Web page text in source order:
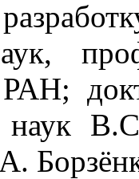
РАН;
наук